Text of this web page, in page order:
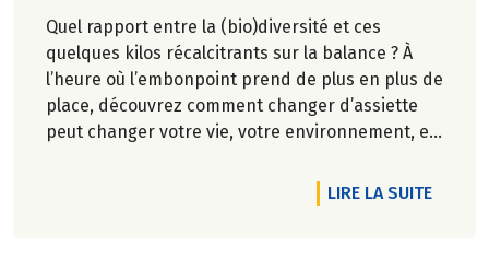
Quel rapport entre la (bio)diversité et ces
quelques kilos récalcitrants sur la balance ? À
l’heure où l’embonpoint prend de plus en plus de
place, découvrez comment changer d’assiette
peut changer votre vie, votre environnement, et
rêve ? Votre magasin Biocoop et ses rayons,
LIRE LA SUITEDE